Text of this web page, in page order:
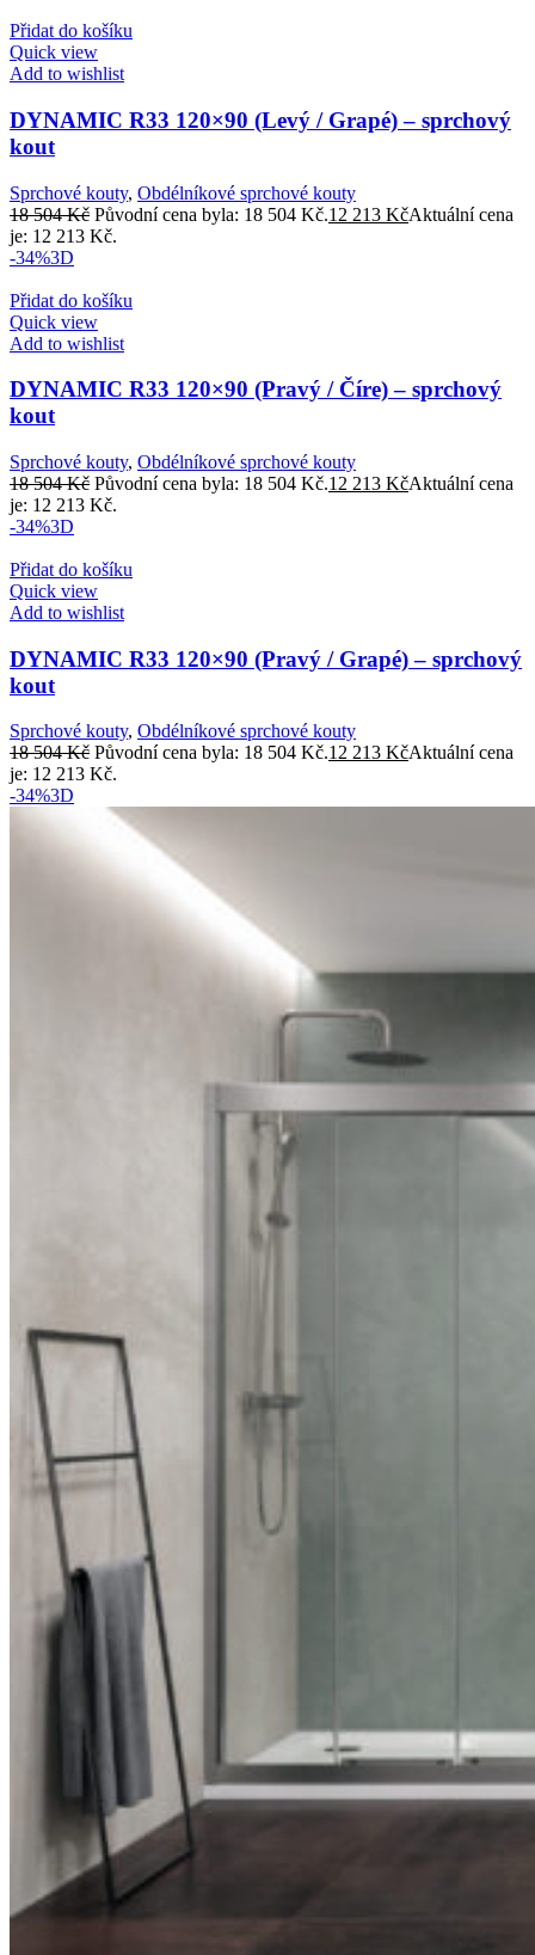
Přidat do košíku
Quick view
Add to wishlist
DYNAMIC R33 120×90 (Levý / Grapé) – sprchový
kout
Sprchové kouty, Obdélníkové sprchové kouty
18 504Kč Původní cena byla: 18 504 Kč.12 213 KčAktuální cena
je: 12 213 Kč.
-34%3D
Přidat do košíku
Quick view
Add to wishlist
DYNAMIC R33 120×90 (Pravý / Číre) – sprchový
kout
Sprchové kouty, Obdélníkové sprchové kouty
18 504Kč Původní cena byla: 18 504 Kč.12 213 KčAktuální cena
je: 12 213 Kč.
-34%3D
Přidat do košíku
Quick view
Add to wishlist
DYNAMIC R33 120×90 (Pravý / Grapé) – sprchový
kout
Sprchové kouty, Obdélníkové sprchové kouty
18 504Kč Původní cena byla: 18 504 Kč.12 213 KčAktuální cena
je: 12 213 Kč.
-34%3D